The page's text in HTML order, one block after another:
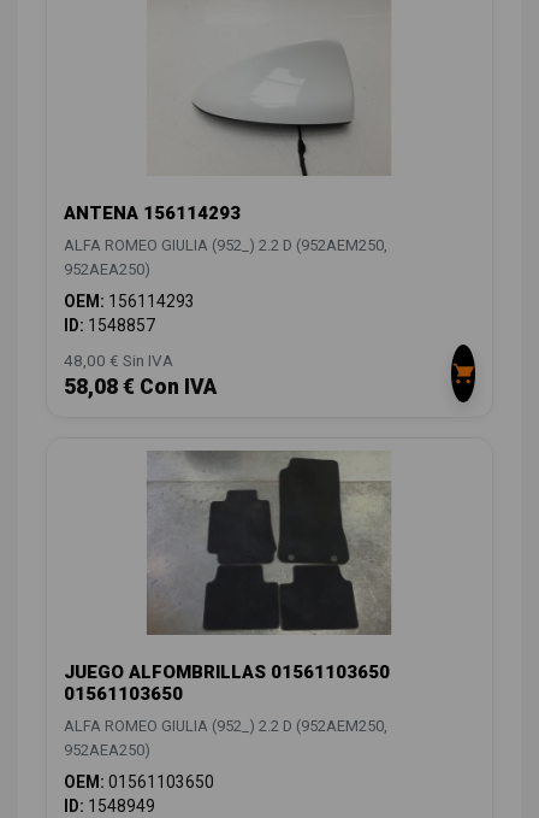
ANTENA 156114293
ALFA ROMEO GIULIA (952_) 2.2 D (952AEM250,
952AEA250)
OEM: 156114293
ID: 1548857
48,00 € Sin IVA
58,08 € Con IVA
JUEGO ALFOMBRILLAS 01561103650
01561103650
ALFA ROMEO GIULIA (952_) 2.2 D (952AEM250,
952AEA250)
OEM: 01561103650
ID: 1548949